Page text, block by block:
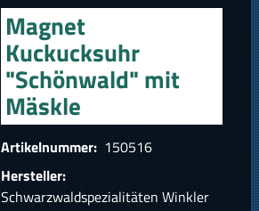
Magnet
Kuckucksuhr
"Schönwald" mit
Mäskle
Artikelnummer: 150516
Hersteller:
Schwarzwaldspezialitäten Winkler